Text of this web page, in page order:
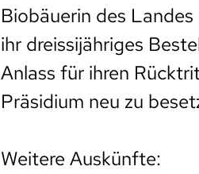
Biobäuerin des
ihr dreissijähriges
Anlass für ihren
Präsidium neu zu
Weitere Auskünfte: